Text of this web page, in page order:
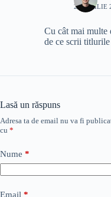
23 APRILIE
Cu cât mai multe
de ce scrii
Lasă un răspuns
Adresa ta de email nu va fi
cu *
Nume *
Email *